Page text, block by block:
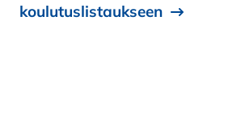
koulutuslistaukseen